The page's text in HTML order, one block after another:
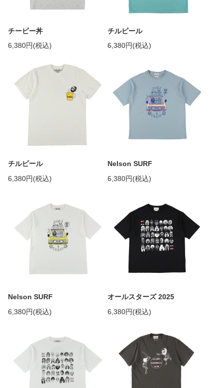
チービー丼
6,380円(税込)
チルビール
6,380円(税込)
チルビール
6,380円(税込)
Nelson SURF
6,380円(税込)
Nelson SURF
6,380円(税込)
オールスターズ 2025
6,380円(税込)